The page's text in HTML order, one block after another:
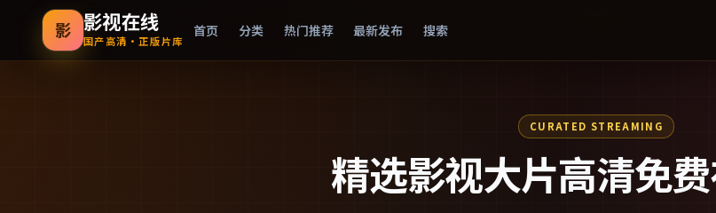
影 影视在线
国产高清·正版片库
首页 分类 热门推荐 最新发布 搜索
CURATED STREAMING
精选影视大片高清免